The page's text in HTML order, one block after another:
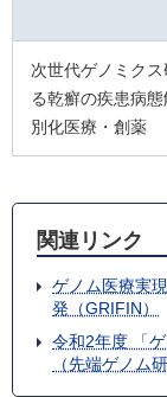
次世代ゲノミクス
る乾癬の疾患病
別化医療・創薬
関連リンク
ゲノム医療実
発（GRIFIN）
令和2年度 「
（先端ゲノム